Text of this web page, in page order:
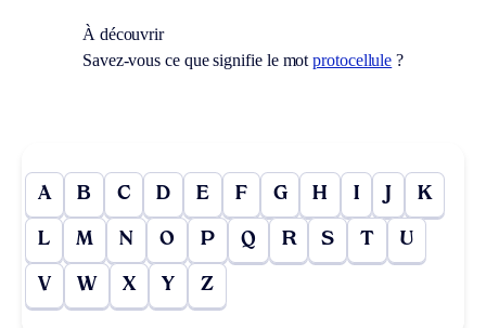
À découvrir
Savez-vous ce que signifie le motprotocellule ?
A B C D E F G H I J K
L M N O P Q R S T U
V W X Y Z